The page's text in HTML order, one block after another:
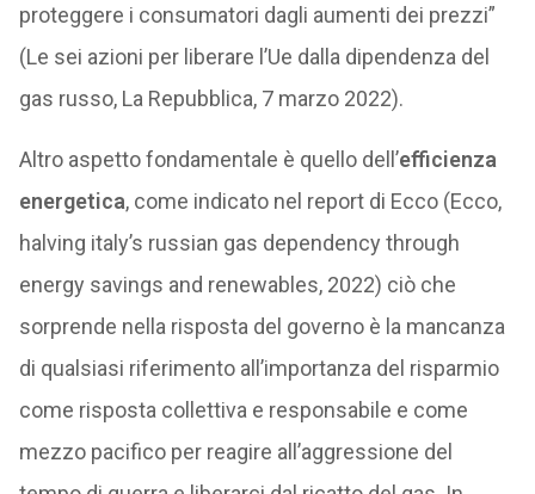
proteggere i consumatori dagli aumenti dei prezzi”
(Le sei azioni per liberare l’Ue dalla dipendenza del
gas russo, La Repubblica, 7 marzo 2022).
Altro aspetto fondamentale è quello dell’efficienza
energetica, come indicato nel report di Ecco (Ecco,
halving italy’s russian gas dependency through
energy savings and renewables, 2022) ciò che
sorprende nella risposta del governo è la mancanza
di qualsiasi riferimento all’importanza del risparmio
come risposta collettiva e responsabile e come
mezzo pacifico per reagire all’aggressione del